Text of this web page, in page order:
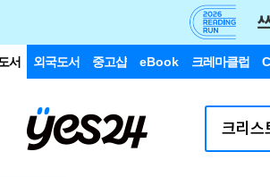
서 외국도서 중고샵 eBook 크레마클럽